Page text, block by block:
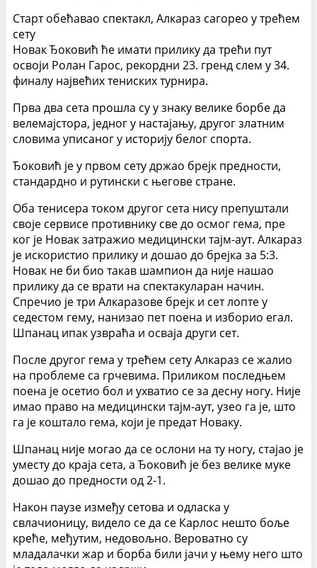
Старт обећавао спектакл, Алкараз сагорео у трећем
сету
Новак Ђоковић ће имати прилику да трећи пут
освоји Ролан Гарос, рекордни 23. гренд слем у 34.
финалу највећих тениских турнира.
Прва два сета прошла су у знаку велике борбе да
велемајстора, једног у настајању, другог златним
словима уписаног у историју белог спорта.
Ђоковић је у првом сету држао брејк предности,
стандардно и рутински с његове стране.
Оба тенисера током другог сета нису препуштали
своје сервисе противнику све до осмог гема, пре
ког је Новак затражио медицински тајм-аут. Алкараз
је искористио прилику и дошао до брејка за 5:3.
Новак не би био такав шампион да није нашао
прилику да се врати на спектакуларан начин.
Спречио је три Алкаразове брејк и сет лопте у
седестом гему, нанизао пет поена и изборио егал.
Шпанац ипак узвраћа и осваја други сет.
После другог гема у трећем сету Алкараз се жалио
на проблеме са грчевима. Приликом последњем
поена је осетио бол и ухватио се за десну ногу. Није
имао право на медицински тајм-аут, узео га је, што
га је коштало гема, који је предат Новаку.
Шпанац није могао да се ослони на ту ногу, стајао је
уместу до краја сета, а Ђоковић је без велике муке
дошао до предности од 2-1.
Након паузе између сетова и одласка у
свлачионицу, видело се да се Карлос нешто боље
креће, међутим, недовољно. Вероватно су
младалачки жар и борба били јачи у њему него што